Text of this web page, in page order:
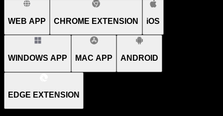
WEB APP CHROME EXTENSION iOS
WINDOWS APP MAC APP ANDROID
EDGE EXTENSION